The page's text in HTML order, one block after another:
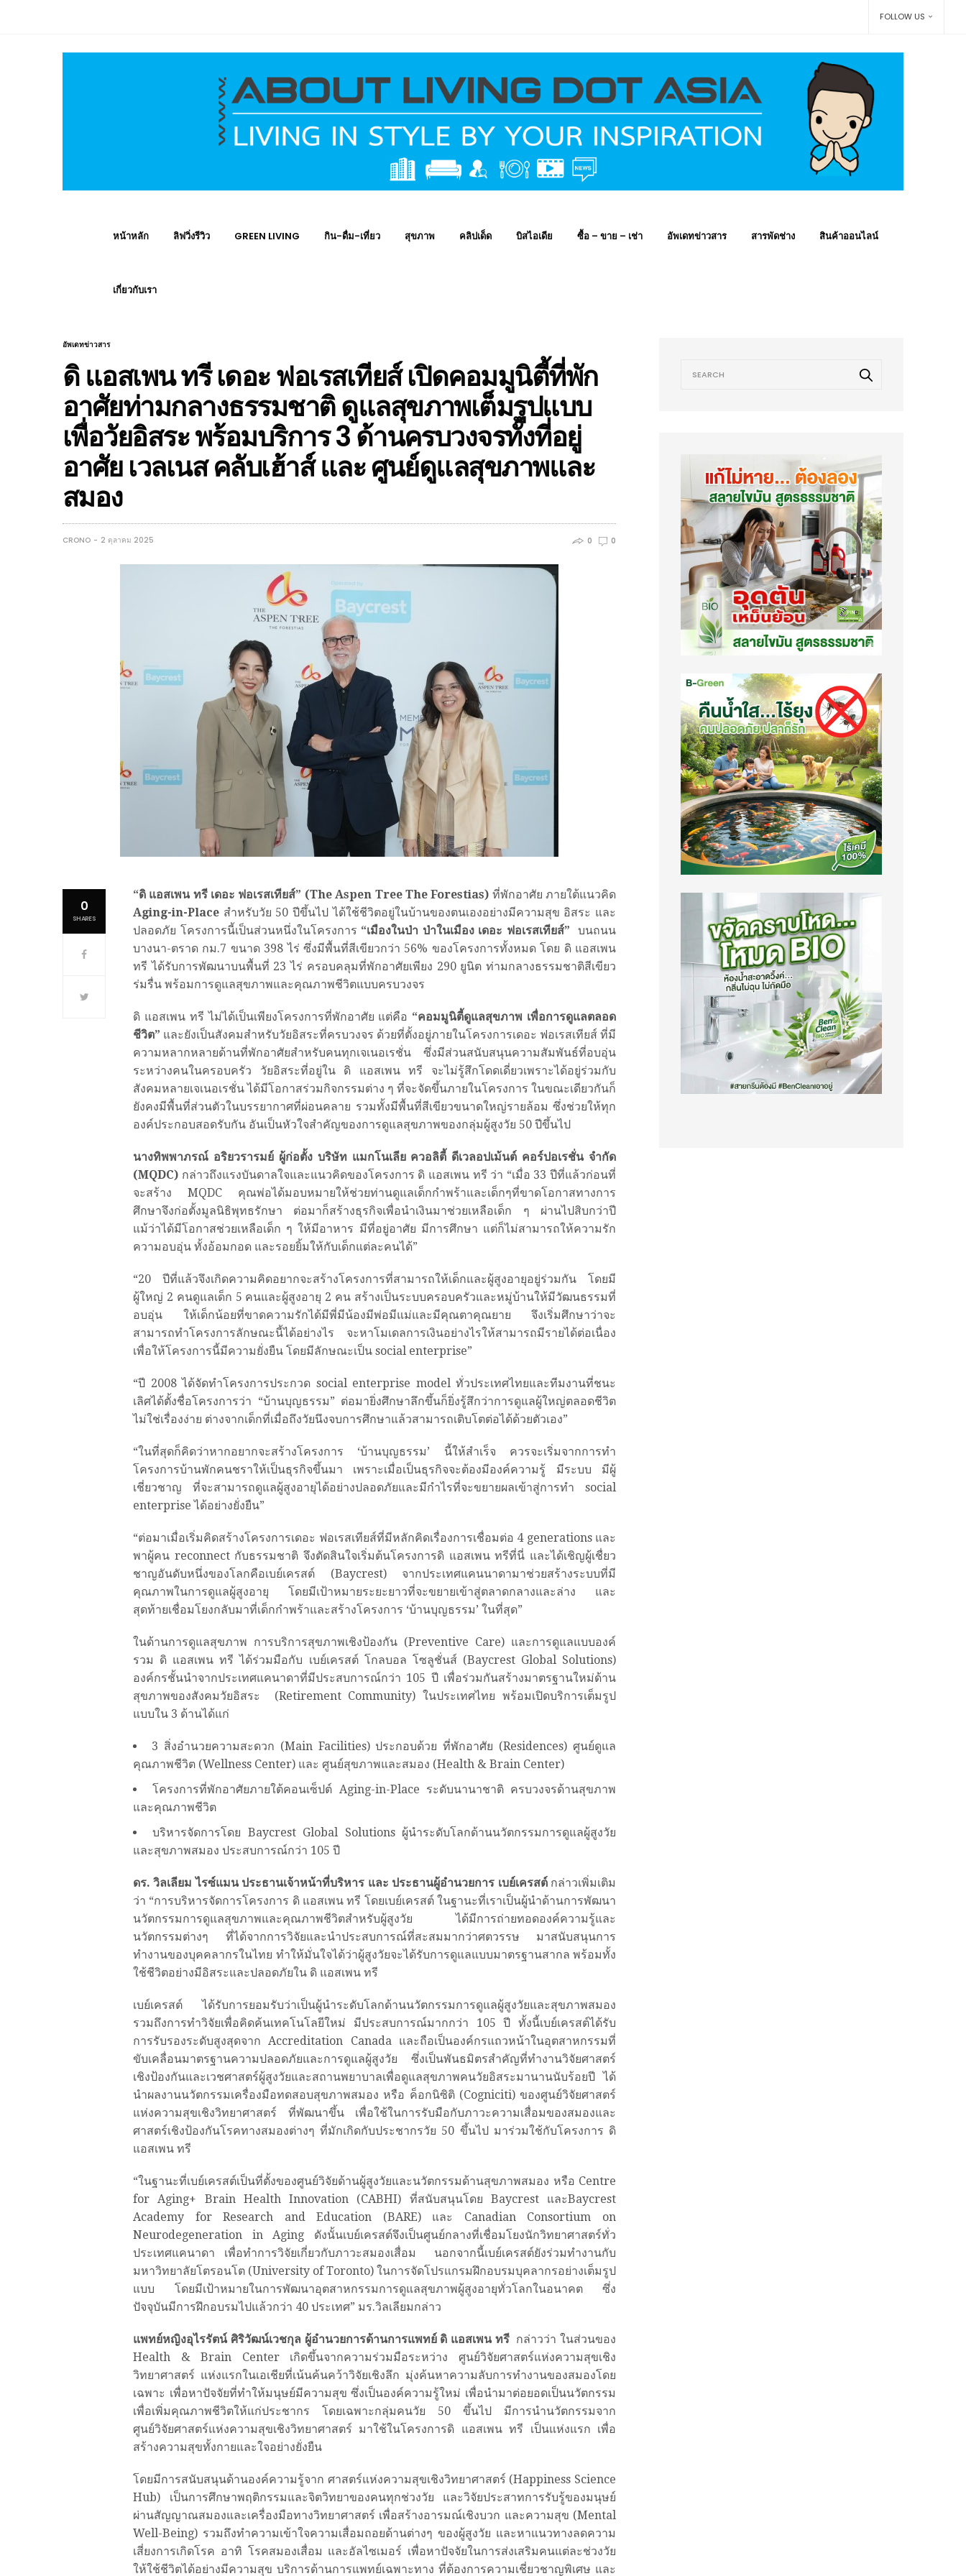
FOLLOW US
หน้าหลัก ลิฟวิ่งรีวิว GREEN LIVING กิน-ดื่ม-เที่ยว สุขภาพ คลิปเด็ด บิสไอเดีย ซื้อ – ขาย – เช่า อัพเดทข่าวสาร สารพัดช่าง สินค้าออนไลน์
เกี่ยวกับเรา
อัพเดทข่าวสาร
ดิ แอสเพน ทรี เดอะ ฟอเรสเทียส์ เปิดคอมมูนิตี้ที่พัก
อาศัยท่ามกลางธรรมชาติ ดูแลสุขภาพเต็มรูปแบบ
เพื่อวัยอิสระ พร้อมบริการ 3 ด้านครบวงจรทั้งที่อยู่
อาศัย เวลเนส คลับเฮ้าส์ และ ศูนย์ดูแลสุขภาพและ
สมอง
CRONO 2 ตุลาคม 2025 0 0
0
SHARES
“ดิ แอสเพน ทรี เดอะ ฟอเรสเทียส์” (The Aspen Tree The Forestias) ที่พักอาศัย ภายใต้แนวคิด
Aging-in-Place สำหรับวัย 50 ปีขึ้นไป ได้ใช้ชีวิตอยู่ในบ้านของตนเองอย่างมีความสุข อิสระ และ
ปลอดภัย โครงการนี้เป็นส่วนหนึ่งในโครงการ “เมืองในป่า ป่าในเมือง เดอะ ฟอเรสเทียส์” บนถนน
บางนา-ตราด กม.7 ขนาด 398 ไร่ ซึ่งมีพื้นที่สีเขียวกว่า 56% ของโครงการทั้งหมด โดย ดิ แอสเพน
ทรี ได้รับการพัฒนาบนพื้นที่ 23 ไร่ ครอบคลุมที่พักอาศัยเพียง 290 ยูนิต ท่ามกลางธรรมชาติสีเขียว
ร่มรื่น พร้อมการดูแลสุขภาพและคุณภาพชีวิตแบบครบวงจร
ดิ แอสเพน ทรี ไม่ได้เป็นเพียงโครงการที่พักอาศัย แต่คือ “คอมมูนิตี้ดูแลสุขภาพ เพื่อการดูแลตลอด
ชีวิต” และยังเป็นสังคมสำหรับวัยอิสระที่ครบวงจร ด้วยที่ตั้งอยู่ภายในโครงการเดอะ ฟอเรสเทียส์ ที่มี
ความหลากหลายด้านที่พักอาศัยสำหรับคนทุกเจเนอเรชั่น ซึ่งมีส่วนสนับสนุนความสัมพันธ์ที่อบอุ่น
ระหว่างคนในครอบครัว วัยอิสระที่อยู่ใน ดิ แอสเพน ทรี จะไม่รู้สึกโดดเดี่ยวเพราะได้อยู่ร่วมกับ
สังคมหลายเจเนอเรชั่น ได้มีโอกาสร่วมกิจกรรมต่าง ๆ ที่จะจัดขึ้นภายในโครงการ ในขณะเดียวกันก็
ยังคงมีพื้นที่ส่วนตัวในบรรยากาศที่ผ่อนคลาย รวมทั้งมีพื้นที่สีเขียวขนาดใหญ่รายล้อม ซึ่งช่วยให้ทุก
องค์ประกอบสอดรับกัน อันเป็นหัวใจสำคัญของการดูแลสุขภาพของกลุ่มผู้สูงวัย 50 ปีขึ้นไป
นางทิพพาภรณ์ อริยวรารมย์ ผู้ก่อตั้ง บริษัท แมกโนเลีย ควอลิตี้ ดีเวลอปเม้นต์ คอร์ปอเรชั่น จำกัด
(MQDC) กล่าวถึงแรงบันดาลใจและแนวคิดของโครงการ ดิ แอสเพน ทรี ว่า “เมื่อ 33 ปีที่แล้วก่อนที่
จะสร้าง MQDC คุณพ่อได้มอบหมายให้ช่วยท่านดูแลเด็กกำพร้าและเด็กๆที่ขาดโอกาสทางการ
ศึกษาจึงก่อตั้งมูลนิธิพุทธรักษา ต่อมาก็สร้างธุรกิจเพื่อนำเงินมาช่วยเหลือเด็ก ๆ ผ่านไปสิบกว่าปี
แม้ว่าได้มีโอกาสช่วยเหลือเด็ก ๆ ให้มีอาหาร มีที่อยู่อาศัย มีการศึกษา แต่ก็ไม่สามารถให้ความรัก
ความอบอุ่น ทั้งอ้อมกอด และรอยยิ้มให้กับเด็กแต่ละคนได้”
“20 ปีที่แล้วจึงเกิดความคิดอยากจะสร้างโครงการที่สามารถให้เด็กและผู้สูงอายุอยู่ร่วมกัน โดยมี
ผู้ใหญ่ 2 คนดูแลเด็ก 5 คนและผู้สูงอายุ 2 คน สร้างเป็นระบบครอบครัวและหมู่บ้านให้มีวัฒนธรรมที่
อบอุ่น ให้เด็กน้อยที่ขาดความรักได้มีพี่มีน้องมีพ่อมีแม่และมีคุณตาคุณยาย จึงเริ่มศึกษาว่าจะ
สามารถทำโครงการลักษณะนี้ได้อย่างไร จะหาโมเดลการเงินอย่างไรให้สามารถมีรายได้ต่อเนื่อง
เพื่อให้โครงการนี้มีความยั่งยืน โดยมีลักษณะเป็น social enterprise”
“ปี 2008 ได้จัดทำโครงการประกวด social enterprise model ทั่วประเทศไทยและทีมงานที่ชนะ
เลิศได้ตั้งชื่อโครงการว่า “บ้านบุญธรรม” ต่อมายิ่งศึกษาลึกขึ้นก็ยิ่งรู้สึกว่าการดูแลผู้ใหญ่ตลอดชีวิต
ไม่ใช่เรื่องง่าย ต่างจากเด็กที่เมื่อถึงวัยนึงจบการศึกษาแล้วสามารถเติบโตต่อได้ด้วยตัวเอง”
“ในที่สุดก็คิดว่าหากอยากจะสร้างโครงการ ‘บ้านบุญธรรม’ นี้ให้สำเร็จ ควรจะเริ่มจากการทำ
โครงการบ้านพักคนชราให้เป็นธุรกิจขึ้นมา เพราะเมื่อเป็นธุรกิจจะต้องมีองค์ความรู้ มีระบบ มีผู้
เชี่ยวชาญ ที่จะสามารถดูแลผู้สูงอายุได้อย่างปลอดภัยและมีกำไรที่จะขยายผลเข้าสู่การทำ social
enterprise ได้อย่างยั่งยืน”
“ต่อมาเมื่อเริ่มคิดสร้างโครงการเดอะ ฟอเรสเทียส์ที่มีหลักคิดเรื่องการเชื่อมต่อ 4 generations และ
พาผู้คน reconnect กับธรรมชาติ จึงตัดสินใจเริ่มต้นโครงการดิ แอสเพน ทรีที่นี่ และได้เชิญผู้เชื่ยว
ชาญอันดับหนึ่งของโลกคือเบย์เครสต์ (Baycrest) จากประเทศแคนนาดามาช่วยสร้างระบบที่มี
คุณภาพในการดูแลผู้สูงอายุ โดยมีเป้าหมายระยะยาวที่จะขยายเข้าสู่ตลาดกลางและล่าง และ
สุดท้ายเชื่อมโยงกลับมาที่เด็กกำพร้าและสร้างโครงการ ‘บ้านบุญธรรม’ ในที่สุด”
ในด้านการดูแลสุขภาพ การบริการสุขภาพเชิงป้องกัน (Preventive Care) และการดูแลแบบองค์
รวม ดิ แอสเพน ทรี ได้ร่วมมือกับ เบย์เครสต์ โกลบอล โซลูชั่นส์ (Baycrest Global Solutions)
องค์กรชั้นนำจากประเทศแคนาดาที่มีประสบการณ์กว่า 105 ปี เพื่อร่วมกันสร้างมาตรฐานใหม่ด้าน
สุขภาพของสังคมวัยอิสระ (Retirement Community) ในประเทศไทย พร้อมเปิดบริการเต็มรูป
แบบใน 3 ด้านได้แก่
3 สิ่งอำนวยความสะดวก (Main Facilities) ประกอบด้วย ที่พักอาศัย (Residences) ศูนย์ดูแล
คุณภาพชีวิต (Wellness Center) และ ศูนย์สุขภาพและสมอง (Health & Brain Center)
โครงการที่พักอาศัยภายใต้คอนเซ็ปต์ Aging-in-Place ระดับนานาชาติ ครบวงจรด้านสุขภาพ
และคุณภาพชีวิต
บริหารจัดการโดย Baycrest Global Solutions ผู้นำระดับโลกด้านนวัตกรรมการดูแลผู้สูงวัย
และสุขภาพสมอง ประสบการณ์กว่า 105 ปี
ดร. วิลเลียม ไรซ์แมน ประธานเจ้าหน้าที่บริหาร และ ประธานผู้อำนวยการ เบย์เครสต์กล่าวเพิ่มเติม
ว่า “การบริหารจัดการโครงการ ดิ แอสเพน ทรี โดยเบย์เครสต์ ในฐานะที่เราเป็นผู้นำด้านการพัฒนา
นวัตกรรมการดูแลสุขภาพและคุณภาพชีวิตสำหรับผู้สูงวัย ได้มีการถ่ายทอดองค์ความรู้และ
นวัตกรรมต่างๆ ที่ได้จากการวิจัยและนำประสบการณ์ที่สะสมมากว่าศตวรรษ มาสนับสนุนการ
ทำงานของบุคคลากรในไทย ทำให้มั่นใจได้ว่าผู้สูงวัยจะได้รับการดูแลแบบมาตรฐานสากล พร้อมทั้ง
ใช้ชีวิตอย่างมีอิสระและปลอดภัยใน ดิ แอสเพน ทรี
เบย์เครสต์ ได้รับการยอมรับว่าเป็นผู้นำระดับโลกด้านนวัตกรรมการดูแลผู้สูงวัยและสุขภาพสมอง
รวมถึงการทำวิจัยเพื่อคิดค้นเทคโนโลยีใหม่ มีประสบการณ์มากกว่า 105 ปี ทั้งนี้เบย์เครสต์ได้รับ
การรับรองระดับสูงสุดจาก Accreditation Canada และถือเป็นองค์กรแถวหน้าในอุตสาหกรรมที่
ขับเคลื่อนมาตรฐานความปลอดภัยและการดูแลผู้สูงวัย ซึ่งเป็นพันธมิตรสำคัญที่ทำงานวิจัยศาสตร์
เชิงป้องกันและเวชศาสตร์ผู้สูงวัยและสถานพยาบาลเพื่อดูแลสุขภาพคนวัยอิสระมานานนับร้อยปี ได้
นำผลงานนวัตกรรมเครื่องมือทดสอบสุขภาพสมอง หรือ ค็อกนิซิติ (Cogniciti) ของศูนย์วิจัยศาสตร์
แห่งความสุขเชิงวิทยาศาสตร์ ที่พัฒนาขึ้น เพื่อใช้ในการรับมือกับภาวะความเสื่อมของสมองและ
ศาสตร์เชิงป้องกันโรคทางสมองต่างๆ ที่มักเกิดกับประชากรวัย 50 ขึ้นไป มาร่วมใช้กับโครงการ ดิ
แอสเพน ทรี
“ในฐานะที่เบย์เครสต์เป็นที่ตั้งของศูนย์วิจัยด้านผู้สูงวัยและนวัตกรรมด้านสุขภาพสมอง หรือ Centre
for Aging+ Brain Health Innovation (CABHI) ที่สนับสนุนโดย Baycrest และBaycrest
Academy for Research and Education (BARE) และ Canadian Consortium on
Neurodegeneration in Aging ดังนั้นเบย์เครสต์จึงเป็นศูนย์กลางที่เชื่อมโยงนักวิทยาศาสตร์ทั่ว
ประเทศแคนาดา เพื่อทำการวิจัยเกี่ยวกับภาวะสมองเสื่อม นอกจากนี้เบย์เครสต์ยังร่วมทำงานกับ
มหาวิทยาลัยโตรอนโต (University of Toronto) ในการจัดโปรแกรมฝึกอบรมบุคลากรอย่างเต็มรูป
แบบ โดยมีเป้าหมายในการพัฒนาอุตสาหกรรมการดูแลสุขภาพผู้สูงอายุทั่วโลกในอนาคต ซึ่ง
ปัจจุบันมีการฝึกอบรมไปแล้วกว่า 40 ประเทศ” มร.วิลเลียมกล่าว
แพทย์หญิงอุไรรัตน์ ศิริวัฒน์เวชกุล ผู้อำนวยการด้านการแพทย์ ดิ แอสเพน ทรี กล่าวว่า ในส่วนของ
Health & Brain Center เกิดขึ้นจากความร่วมมือระหว่าง ศูนย์วิจัยศาสตร์แห่งความสุขเชิง
วิทยาศาสตร์ แห่งแรกในเอเชียที่เน้นค้นคว้าวิจัยเชิงลึก มุ่งค้นหาความลับการทำงานของสมองโดย
เฉพาะ เพื่อหาปัจจัยที่ทำให้มนุษย์มีความสุข ซึ่งเป็นองค์ความรู้ใหม่ เพื่อนำมาต่อยอดเป็นนวัตกรรม
เพื่อเพิ่มคุณภาพชีวิตให้แก่ประชากร โดยเฉพาะกลุ่มคนวัย 50 ขึ้นไป มีการนำนวัตกรรมจาก
ศูนย์วิจัยศาสตร์แห่งความสุขเชิงวิทยาศาสตร์ มาใช้ในโครงการดิ แอสเพน ทรี เป็นแห่งแรก เพื่อ
สร้างความสุขทั้งกายและใจอย่างยั่งยืน
โดยมีการสนับสนุนด้านองค์ความรู้จาก ศาสตร์แห่งความสุขเชิงวิทยาศาสตร์ (Happiness Science
Hub) เป็นการศึกษาพฤติกรรมและจิตวิทยาของคนทุกช่วงวัย และวิจัยประสาทการรับรู้ของมนุษย์
ผ่านสัญญาณสมองและเครื่องมือทางวิทยาศาสตร์ เพื่อสร้างอารมณ์เชิงบวก และความสุข (Mental
Well-Being) รวมถึงทำความเข้าใจความเสื่อมถอยด้านต่างๆ ของผู้สูงวัย และหาแนวทางลดความ
เสี่ยงการเกิดโรค อาทิ โรคสมองเสื่อม และอัลไซเมอร์ เพื่อหาปัจจัยในการส่งเสริมคนแต่ละช่วงวัย
ให้ใช้ชีวิตได้อย่างมีความสุข บริการด้านการแพทย์เฉพาะทาง ที่ต้องการความเชี่ยวชาญพิเศษ และ